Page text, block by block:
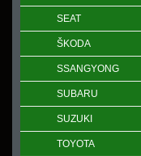
SEAT
ŠKODA
SSANGYONG
SUBARU
SUZUKI
TOYOTA